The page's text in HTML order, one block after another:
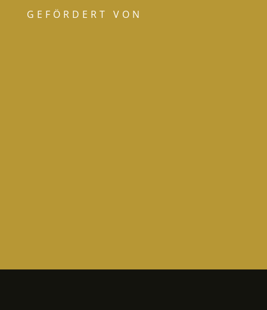
GEFÖRDERT VON